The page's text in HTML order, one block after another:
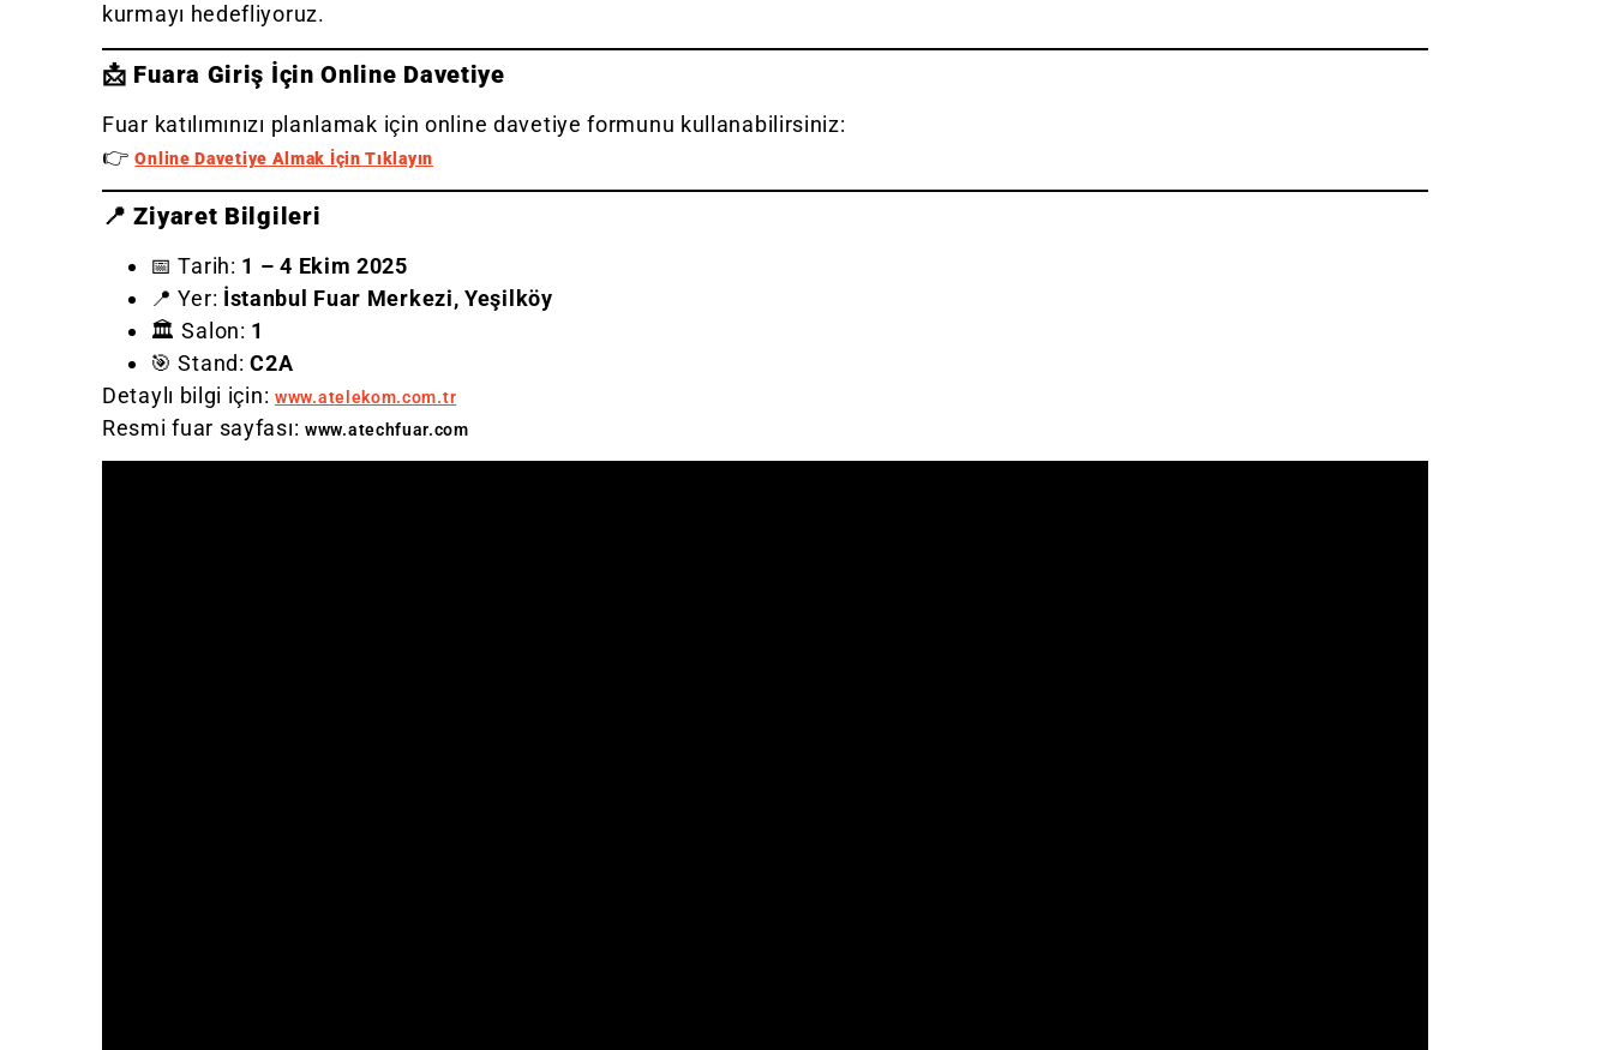
kurmayı hedefliyoruz.
📩 Fuara Giriş İçin Online Davetiye
Fuar katılımınızı planlamak için online davetiye formunu kullanabilirsiniz:
👉Online Davetiye Almak İçin Tıklayın
📍 Ziyaret Bilgileri
📅 Tarih: 1 – 4 Ekim 2025
📍 Yer: İstanbul Fuar Merkezi, Yeşilköy
🏛 Salon: 1
🎯 Stand:C2A
Detaylı bilgi için: www.atelekom.com.tr
Resmi fuar sayfası: www.atechfuar.com